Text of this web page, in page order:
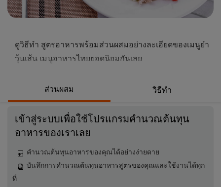
จาก
2
ดูวิธีทำ สูตรอาหารพร้อมส่วนผสมอย่างละเอียดของเมนูยำ
วุ้นเส้น เมนูอาหารไทยยอดนิยมกันเลย
ส่วนผสม วิธีทำ
เข้าสู่ระบบเพื่อใช้โปรแกรมคำนวณต้นทุน
อาหารของเราเลย
คำนวณต้นทุนอาหารของคุณได้อย่างง่ายดาย
บันทึกการคำนวณต้นทุนอาหารสูตรของคุณและใช้งานได้ทุก
ที่